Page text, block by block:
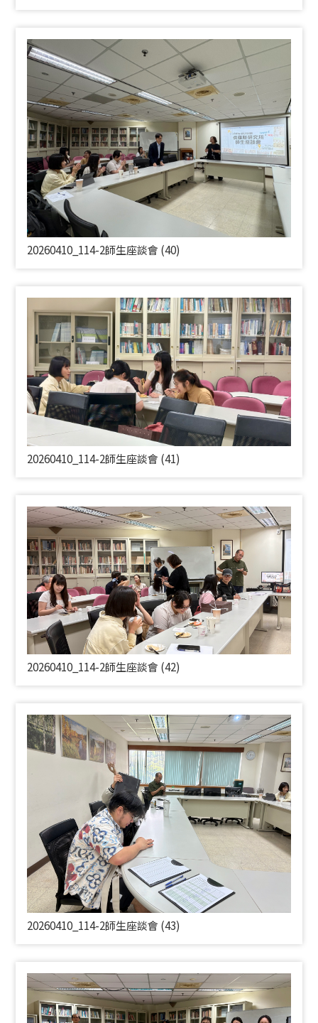
20260410_114-2師生座談會 (40)
20260410_114-2師生座談會 (41)
20260410_114-2師生座談會 (42)
20260410_114-2師生座談會 (43)